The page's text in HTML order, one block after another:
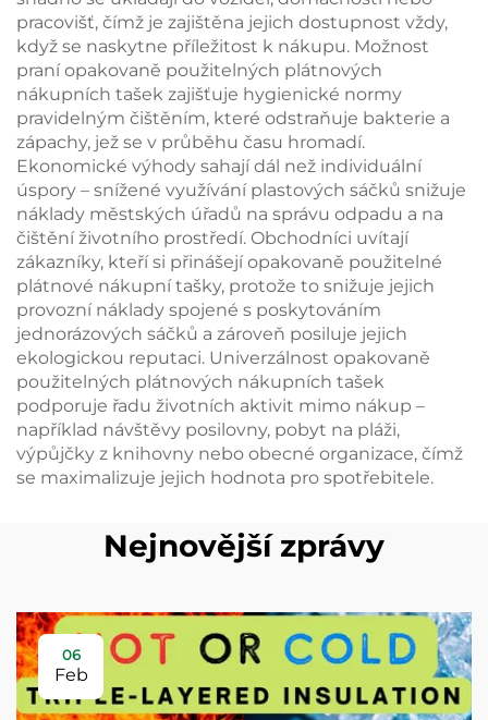
pracovišť, čímž je zajištěna jejich dostupnost vždy,
když se naskytne příležitost k nákupu. Možnost
praní opakovaně použitelných plátnových
nákupních tašek zajišťuje hygienické normy
pravidelným čištěním, které odstraňuje bakterie a
zápachy, jež se v průběhu času hromadí.
Ekonomické výhody sahají dál než individuální
úspory – snížené využívání plastových sáčků snižuje
náklady městských úřadů na správu odpadu a na
čištění životního prostředí. Obchodníci uvítají
zákazníky, kteří si přinášejí opakovaně použitelné
plátnové nákupní tašky, protože to snižuje jejich
provozní náklady spojené s poskytováním
jednorázových sáčků a zároveň posiluje jejich
ekologickou reputaci. Univerzálnost opakovaně
použitelných plátnových nákupních tašek
podporuje řadu životních aktivit mimo nákup –
například návštěvy posilovny, pobyt na pláži,
výpůjčky z knihovny nebo obecné organizace, čímž
se maximalizuje jejich hodnota pro spotřebitele.
Nejnovější zprávy
06
Feb